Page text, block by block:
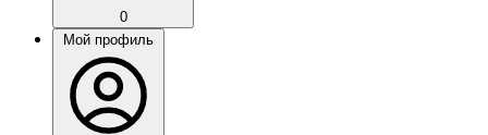
0
Мой профиль